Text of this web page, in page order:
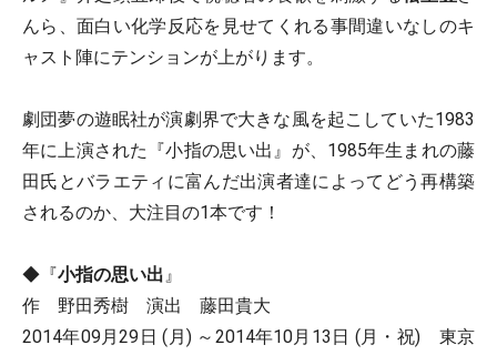
んら、面白い化学反応を見せてくれる事間違いなしのキ
ャスト陣にテンションが上がります。
劇団夢の遊眠社が演劇界で大きな風を起こしていた1983
年に上演された『小指の思い出』が、1985年生まれの藤
田氏とバラエティに富んだ出演者達によってどう再構築
されるのか、大注目の1本です！
◆『小指の思い出』
作 野田秀樹 演出 藤田貴大
2014年09月29日 (月) ～2014年10月13日 (月・祝) 東京